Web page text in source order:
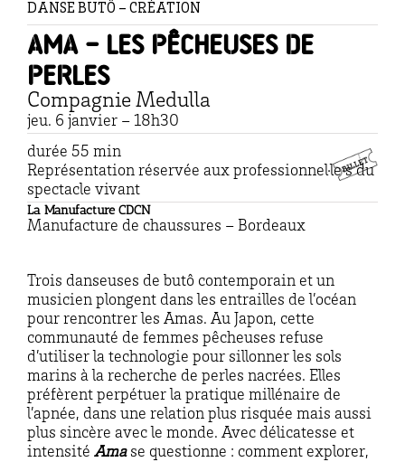
DANSE BUTÔ – CRÉATION
Ama – Les pêcheuses de
perles
Compagnie Medulla
jeu. 6 janvier – 18h30
durée 55 min
Représentation réservée aux professionnel·le·s du
spectacle vivant
La Manufacture CDCN
Manufacture de chaussures – Bordeaux
Trois danseuses de butô contemporain et un
musicien plongent dans les entrailles de l’océan
pour rencontrer les Amas. Au Japon, cette
communauté de femmes pêcheuses refuse
d’utiliser la technologie pour sillonner les sols
marins à la recherche de perles nacrées. Elles
préfèrent perpétuer la pratique millénaire de
l’apnée, dans une relation plus risquée mais aussi
plus sincère avec le monde. Avec délicatesse et
intensité Amase questionne : comment explorer,